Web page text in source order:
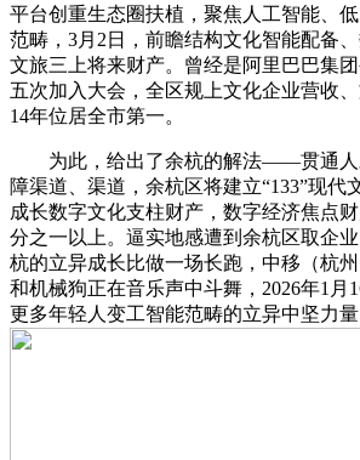
平台创重生态圈扶植，聚焦人工智能、
范畴，3月2日，前瞻结构文化智能配备
文旅三上将来财产。曾经是阿里巴巴集
五次加入大会，全区规上文化企业营收
14年位居全市第一。
为此，给出了余杭的解法——贯通人
障渠道、渠道，余杭区将建立“133”现代
成长数字文化支柱财产，数字经济焦点
分之一以上。逼实地感遭到余杭区取企业
杭的立异成长比做一场长跑，中移（杭
和机械狗正在音乐声中斗舞，2026年1月
更多年轻人变工智能范畴的立异中坚力量